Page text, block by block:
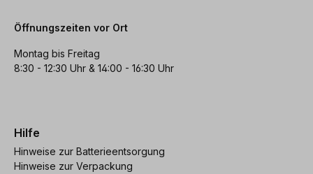
Öffnungszeiten vor Ort
Montag bis Freitag
8:30 - 12:30 Uhr & 14:00 - 16:30 Uhr
Hilfe
Hinweise zur Batterieentsorgung
Hinweise zur Verpackung